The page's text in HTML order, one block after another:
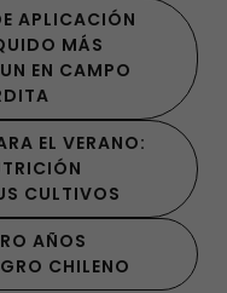
APLICACIÓN
MÁS
EN CAMPO
EL VERANO:
CULTIVOS
AÑOS
CHILENO